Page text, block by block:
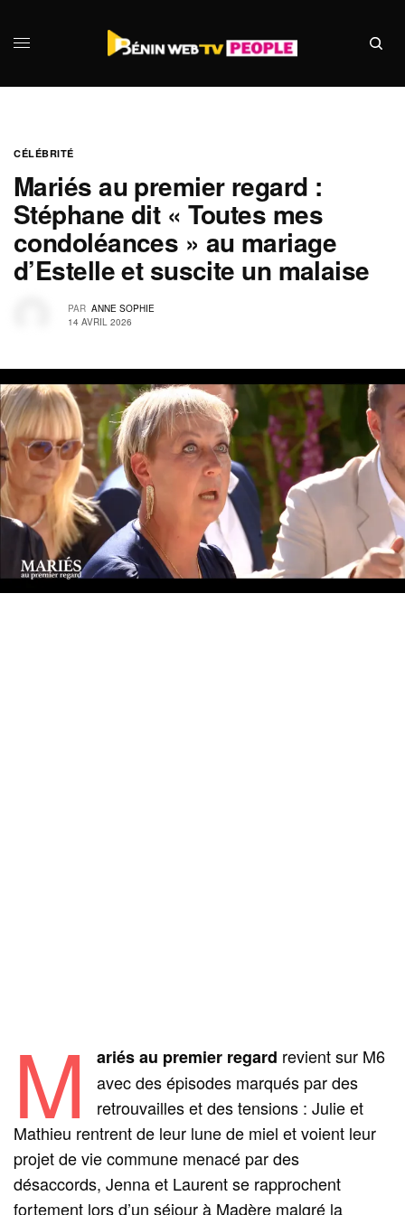
CÉLÉBRITÉ
Mariés au premier regard :
Stéphane dit « Toutes mes
condoléances » au mariage
d’Estelle et suscite un malaise
PAR ANNE SOPHIE
14 AVRIL 2026
M ariés au premier regard revient sur M6
avec des épisodes marqués par des
retrouvailles et des tensions : Julie et
Mathieu rentrent de leur lune de miel et voient leur
projet de vie commune menacé par des
désaccords, Jenna et Laurent se rapprochent
fortement lors d’un séjour à Madère malgré la